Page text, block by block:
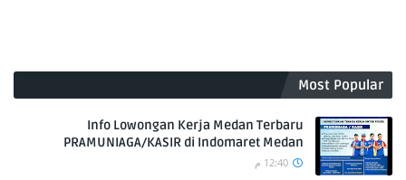
Most Popular
Info Lowongan Kerja Medan Terbaru
PRAMUNIAGA/KASIR di Indomaret Medan
12:40 م